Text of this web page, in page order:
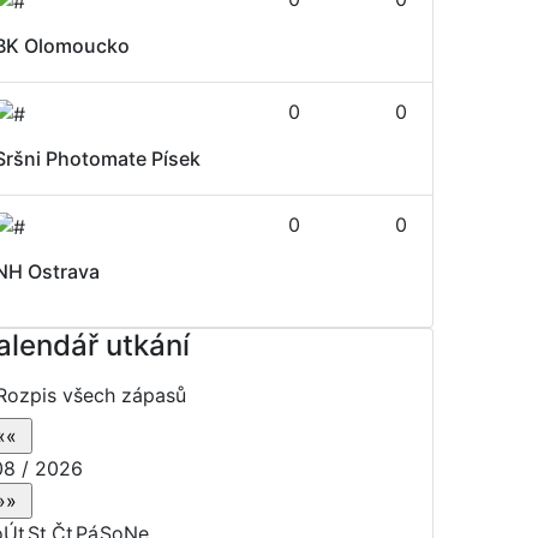
Olomoucko
Photomate Písek
0 0
Ostrava
0 0
utkání
všech zápasů
/ 2026